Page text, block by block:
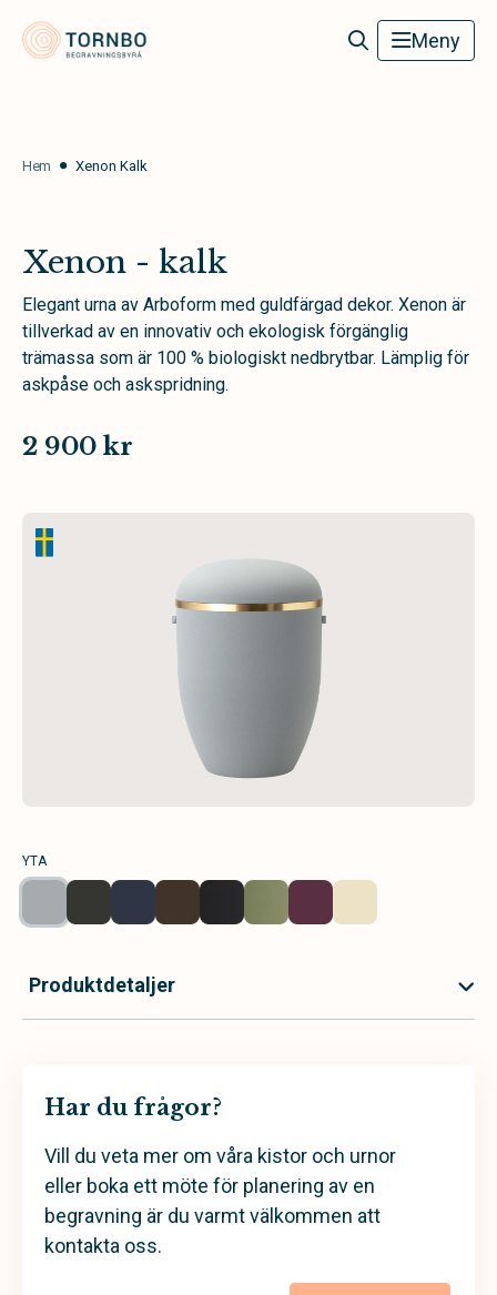
Tornbo Begravningsbyrå Meny
Hem Xenon Kalk
Xenon - kalk
Elegant urna av Arboform med guldfärgad dekor. Xenon är
tillverkad av en innovativ och ekologisk förgänglig
trämassa som är 100 % biologiskt nedbrytbar. Lämplig för
askpåse och askspridning.
2 900 kr
YTA
Produktdetaljer
Har du frågor?
Vill du veta mer om våra kistor och urnor
eller boka ett möte för planering av en
begravning är du varmt välkommen att
kontakta oss.